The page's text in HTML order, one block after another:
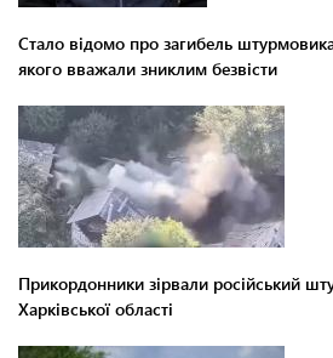
Стало відомо про загибель штурмовика
якого вважали зниклим безвісти
Прикордонники зірвали російський
Харківської області